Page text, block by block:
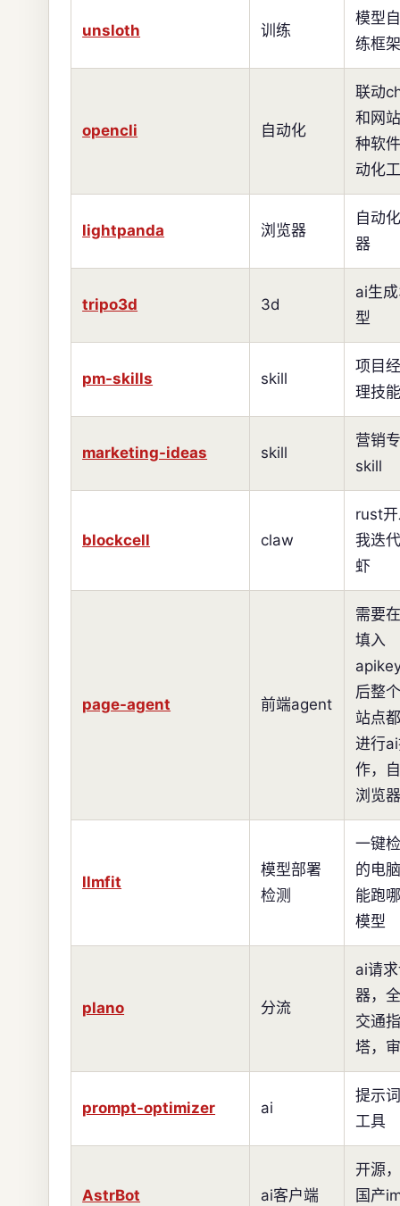
unsloth 训练
模型
练框
opencli 自动化
联动
和网
种软
动化
lightpanda 浏览器
自动
器
tripo3d 3d
ai生
型
pm-skills skill
项目
理技
marketing-ideas skill
营销
skill
blockcell claw
rust
我迭
虾
page-agent 前端agent
需要
填入
后整
站点
进行
作，
浏览
llmfit
模型部署
检测
一键
的电
能跑
模型
plano 分流
ai请
器，
交通
塔，
prompt-optimizer ai
提示
工具
AstrBot ai客户端
开源
国产